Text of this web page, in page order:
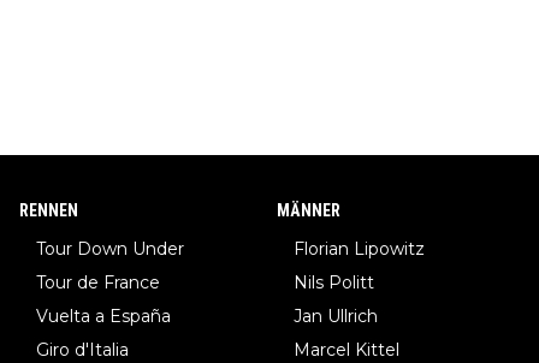
RENNEN
Tour Down Under
Tour de France
Vuelta a España
Giro d'Italia
MÄNNER
Florian Lipowitz
Nils Politt
Jan Ullrich
Marcel Kittel